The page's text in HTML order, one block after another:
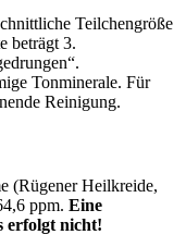
Teilchengröße
beträgt 3.
Tonminerale. Für
Reinigung.
(Rügener Heilkreide,
ppm. Eine
erfolgt nicht!